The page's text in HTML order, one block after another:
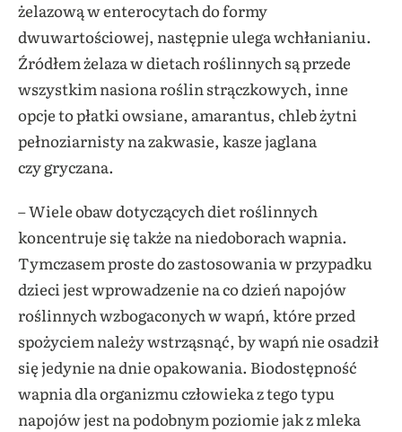
żelazową w enterocytach do formy
dwuwartościowej, następnie ulega wchłanianiu.
Źródłem żelaza w dietach roślinnych są przede
wszystkim nasiona roślin strączkowych, inne
opcje to płatki owsiane, amarantus, chleb żytni
pełnoziarnisty na zakwasie, kasze jaglana
czy gryczana.
– Wiele obaw dotyczących diet roślinnych
koncentruje się także na niedoborach wapnia.
Tymczasem proste do zastosowania w przypadku
dzieci jest wprowadzenie na co dzień napojów
roślinnych wzbogaconych w wapń, które przed
spożyciem należy wstrząsnąć, by wapń nie osadził
się jedynie na dnie opakowania. Biodostępność
wapnia dla organizmu człowieka z tego typu
napojów jest na podobnym poziomie jak z mleka